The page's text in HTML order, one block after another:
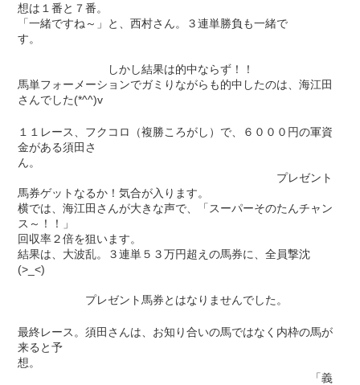
想は１番と７番。
「一緒ですね～」と、西村さん。３連単勝負も一緒で
す。
しかし結果は的中ならず！！
馬単フォーメーションでガミりながらも的中したのは、海江田
さんでした(*^^)v
１１レース、フクコロ（複勝ころがし）で、６０００円の軍資
金がある須田さ
ん。
プレゼント
馬券ゲットなるか！気合が入ります。
横では、海江田さんが大きな声で、「スーパーそのたんチャン
ス～！！」
回収率２倍を狙います。
結果は、大波乱。３連単５３万円超えの馬券に、全員撃沈
(>_<)
プレゼント馬券とはなりませんでした。
最終レース。須田さんは、お知り合いの馬ではなく内枠の馬が
来ると予
想。
「義